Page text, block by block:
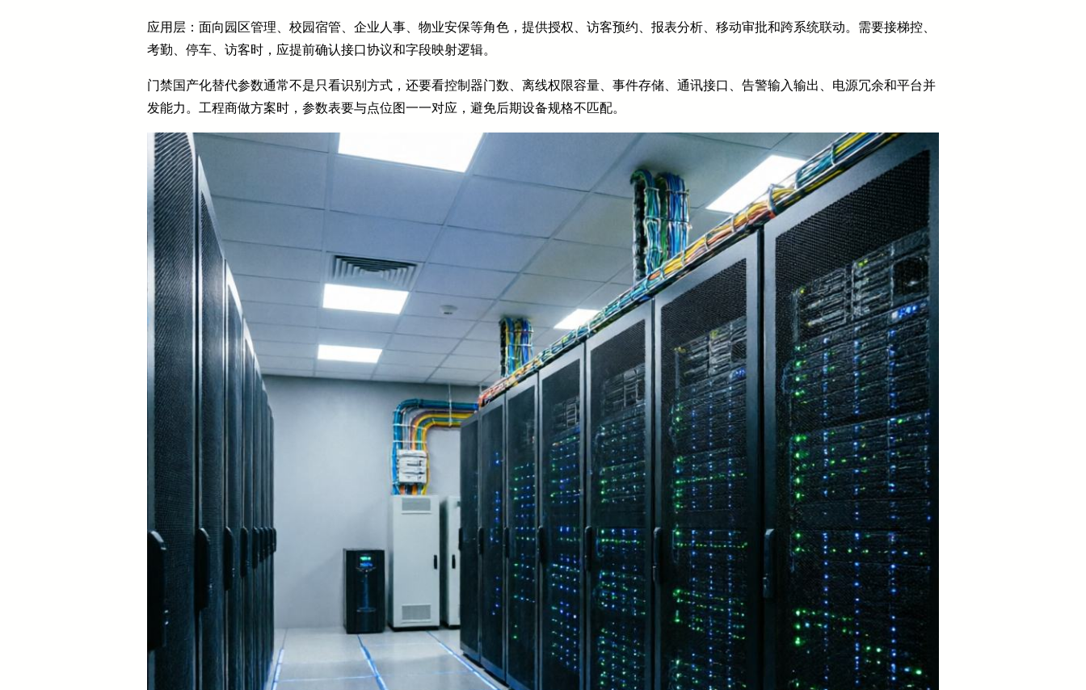
应用层：面向园区管理、校园宿管、企业人事、物业安保等角色，提供授权、访客预约、报表分析、移动审批和跨系统联动。需要接梯控、
考勤、停车、访客时，应提前确认接口协议和字段映射逻辑。
门禁国产化替代参数通常不是只看识别方式，还要看控制器门数、离线权限容量、事件存储、通讯接口、告警输入输出、电源冗余和平台并
发能力。工程商做方案时，参数表要与点位图一一对应，避免后期设备规格不匹配。